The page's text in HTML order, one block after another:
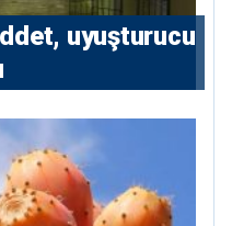
uyuşturucu